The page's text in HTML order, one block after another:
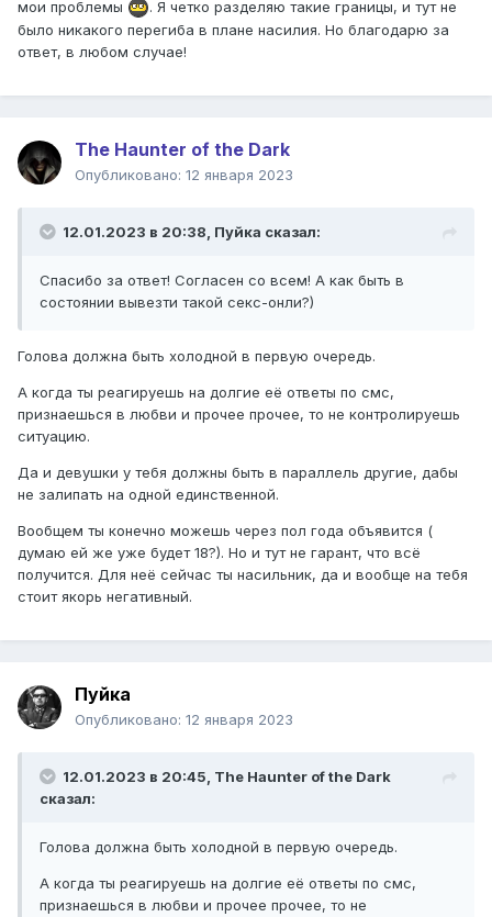
мои проблемы
. Я четко разделяю такие границы, и тут не
было никакого перегиба в плане насилия. Но благодарю за
ответ, в любом случае!
The Haunter of the Dark
Опубликовано: 12 января 2023
12.01.2023 в 20:38, Пуйка сказал:
Спасибо за ответ! Согласен со всем! А как быть в
состоянии вывезти такой секс-онли?)
Голова должна быть холодной в первую очередь.
А когда ты реагируешь на долгие её ответы по смс,
признаешься в любви и прочее прочее, то не контролируешь
ситуацию.
Да и девушки у тебя должны быть в параллель другие, дабы
не залипать на одной единственной.
Вообщем ты конечно можешь через пол года объявится (
думаю ей же уже будет 18?). Но и тут не гарант, что всё
получится. Для неё сейчас ты насильник, да и вообще на тебя
стоит якорь негативный.
Пуйка
Опубликовано: 12 января 2023
12.01.2023 в 20:45, The Haunter of the Dark
сказал:
Голова должна быть холодной в первую очередь.
А когда ты реагируешь на долгие её ответы по смс,
признаешься в любви и прочее прочее, то не